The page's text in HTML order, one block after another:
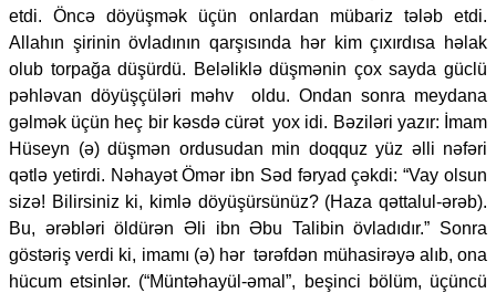
etdi. Öncə döyüşmək üçün onlardan mübariz tələb etdi.
Allahın şirinin övladının qarşısında hər kim çıxırdısa həlak
olub torpağa düşürdü. Beləliklə düşmənin çox sayda güclü
pəhləvan döyüşçüləri məhv oldu. Ondan sonra meydana
gəlmək üçün heç bir kəsdə cürət yox idi. Bəziləri yazır: İmam
Hüseyn (ə) düşmən ordusudan min doqquz yüz əlli nəfəri
qətlə yetirdi. Nəhayət Ömər ibn Səd fəryad çəkdi: “Vay olsun
sizə! Bilirsiniz ki, kimlə döyüşürsünüz? (Haza qəttalul-ərəb).
Bu, ərəbləri öldürən Əli ibn Əbu Talibin övladıdır.” Sonra
göstəriş verdi ki, imamı (ə) hər tərəfdən mühasirəyə alıb, ona
hücum etsinlər. (“Müntəhayül-əmal”, beşinci bölüm, üçüncü